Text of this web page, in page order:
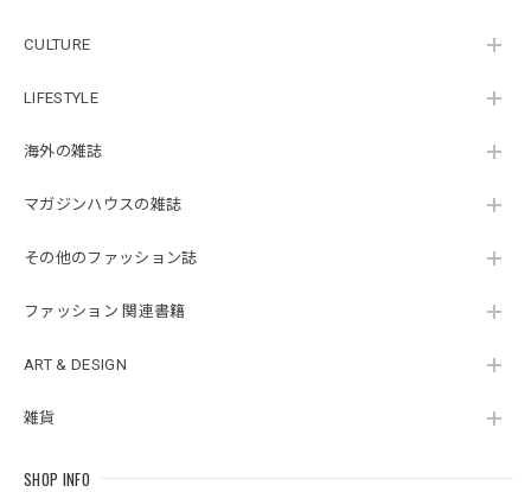
CULTURE
LIFESTYLE
海外の雑誌
マガジンハウスの雑誌
その他のファッション誌
ファッション 関連書籍
ART & DESIGN
雑貨
SHOP INFO